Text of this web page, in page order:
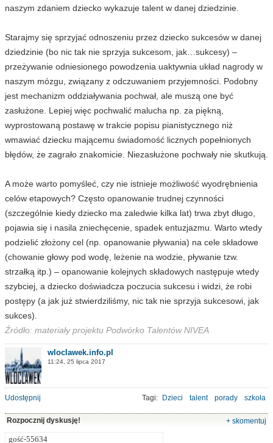
naszym zdaniem dziecko wykazuje talent w danej dziedzinie.
Starajmy się sprzyjać odnoszeniu przez dziecko sukcesów w danej
dziedzinie (bo nic tak nie sprzyja sukcesom, jak…sukcesy) –
przeżywanie odniesionego powodzenia uaktywnia układ nagrody w
naszym mózgu, związany z odczuwaniem przyjemności. Podobny
jest mechanizm oddziaływania pochwał, ale muszą one być
zasłużone. Lepiej więc pochwalić malucha np. za piękną,
wyprostowaną postawę w trakcie popisu pianistycznego niż
wmawiać dziecku mającemu świadomość licznych popełnionych
błędów, że zagrało znakomicie. Niezasłużone pochwały nie skutkują.
A może warto pomyśleć, czy nie istnieje możliwość wyodrębnienia
celów etapowych? Często opanowanie trudnej czynności
(szczególnie kiedy dziecko ma zaledwie kilka lat) trwa zbyt długo,
pojawia się i nasila zniechęcenie, spadek entuzjazmu. Warto wtedy
podzielić złożony cel (np. opanowanie pływania) na cele składowe
(chowanie głowy pod wodę, leżenie na wodzie, pływanie tzw.
strzałką itp.) – opanowanie kolejnych składowych następuje wtedy
szybciej, a dziecko doświadcza poczucia sukcesu i widzi, że robi
postępy (a jak już stwierdziliśmy, nic tak nie sprzyja sukcesowi, jak
sukces).
Źródło: materiały projektu Podwórko Talentów NIVEA
wloclawek.info.pl
11:24, 25 lipca 2017
Udostępnij Tagi: Dzieci talent porady szkoła
Rozpocznij dyskusję! + skomentuj